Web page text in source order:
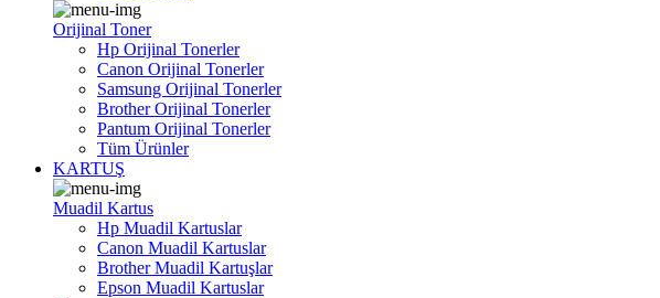
Orijinal Toner
Hp Orijinal Tonerler
Canon Orijinal Tonerler
Samsung Orijinal Tonerler
Brother Orijinal Tonerler
Pantum Orijinal Tonerler
Tüm Ürünler
KARTUŞ
Muadil Kartus
Hp Muadil Kartuslar
Canon Muadil Kartuslar
Brother Muadil Kartuşlar
Epson Muadil Kartuslar